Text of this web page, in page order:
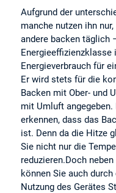
Aufgrund der
manche nutzen ihn
andere backen täglich
Energieverbrauch für
Er wird stets für die
Backen mit Ober- und
mit Umluft
erkennen, dass das
ist. Denn da die Hitze
Sie nicht nur die
reduzieren.Doch
können Sie auch
Nutzung des Gerätes